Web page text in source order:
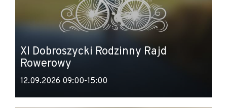
XI Dobroszycki Rodzinny Rajd
Rowerowy
12.09.2026 09:00-15:00